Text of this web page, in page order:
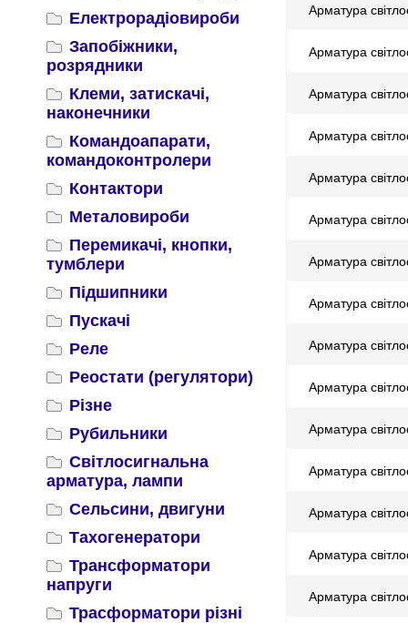
Електрорадіовироби
Запобіжники,
розрядники
Клеми, затискачі,
наконечники
Командоапарати,
командоконтролери
Контактори
Металовироби
Перемикачі, кнопки,
тумблери
Підшипники
Пускачі
Реле
Реостати (регулятори)
Різне
Рубильники
Світлосигнальна
арматура, лампи
Сельсини, двигуни
Тахогенератори
Трансформатори
напруги
Трасформатори різні
Арматура
Арматура
Арматура
Арматура
Арматура
Арматура
Арматура
Арматура
Арматура
Арматура
Арматура
Арматура
Арматура
Арматура
Арматура